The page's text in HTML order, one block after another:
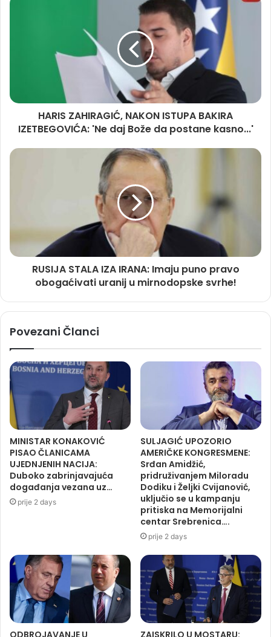
HARIS ZAHIRAGIĆ, NAKON ISTUPA BAKIRA
IZETBEGOVIĆA: 'Ne daj Bože da postane kasno...'
RUSIJA STALA IZA IRANA: Imaju puno pravo
obogaćivati uranij u mirnodopske svrhe!
Povezani Članci
MINISTAR KONAKOVIĆ
PISAO ČLANICAMA
UJEDNJENIH NACIJA:
Duboko zabrinjavajuća
događanja vezana uz…
prije 2 days
SULJAGIĆ UPOZORIO
AMERIČKE KONGRESMENE:
Srđan Amidžić,
pridruživanjem Miloradu
Dodiku i Željki Cvijanović,
uključio se u kampanju
pritiska na Memorijalni
centar Srebrenica….
prije 2 days
ODBROJAVANJE U ZAISKRILO U MOSTARU: